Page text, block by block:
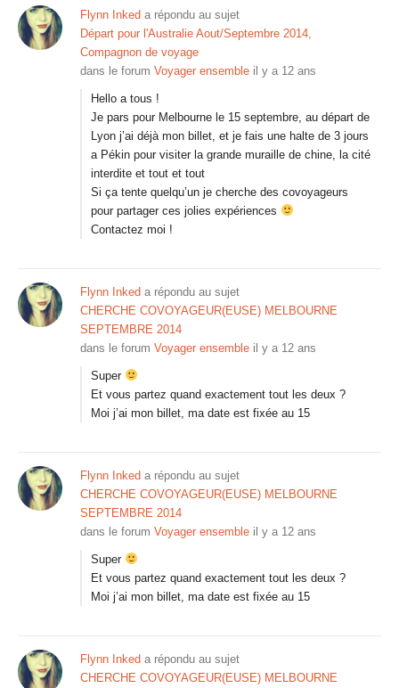
Flynn Inked a répondu au sujet
Départ pour l'Australie Aout/Septembre 2014,
Compagnon de voyage
dans le forum Voyager ensemble il y a 12 ans
Hello a tous !
Je pars pour Melbourne le 15 septembre, au départ de
Lyon j’ai déjà mon billet, et je fais une halte de 3 jours
a Pékin pour visiter la grande muraille de chine, la cité
interdite et tout et tout
Si ça tente quelqu’un je cherche des covoyageurs
pour partager ces jolies expériences
Contactez moi !
Flynn Inked a répondu au sujet
CHERCHE COVOYAGEUR(EUSE) MELBOURNE
SEPTEMBRE 2014
dans le forum Voyager ensemble il y a 12 ans
Super
Et vous partez quand exactement tout les deux ?
Moi j’ai mon billet, ma date est fixée au 15
Flynn Inked a répondu au sujet
CHERCHE COVOYAGEUR(EUSE) MELBOURNE
SEPTEMBRE 2014
dans le forum Voyager ensemble il y a 12 ans
Super
Et vous partez quand exactement tout les deux ?
Moi j’ai mon billet, ma date est fixée au 15
Flynn Inked a répondu au sujet
CHERCHE COVOYAGEUR(EUSE) MELBOURNE